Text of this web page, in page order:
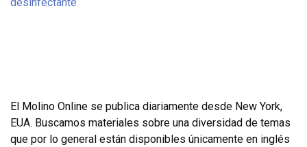
El Molino Online se publica diariamente desde New York,
EUA. Buscamos materiales sobre una diversidad de temas
que por lo general están disponibles únicamente en inglés